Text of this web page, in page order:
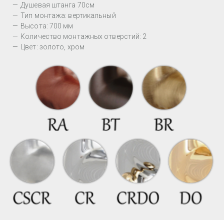
Душевая штанга 70см
Тип монтажа: вертикальный
Высота: 700 мм
Количество монтажных отверстий: 2
Цвет: золото, хром